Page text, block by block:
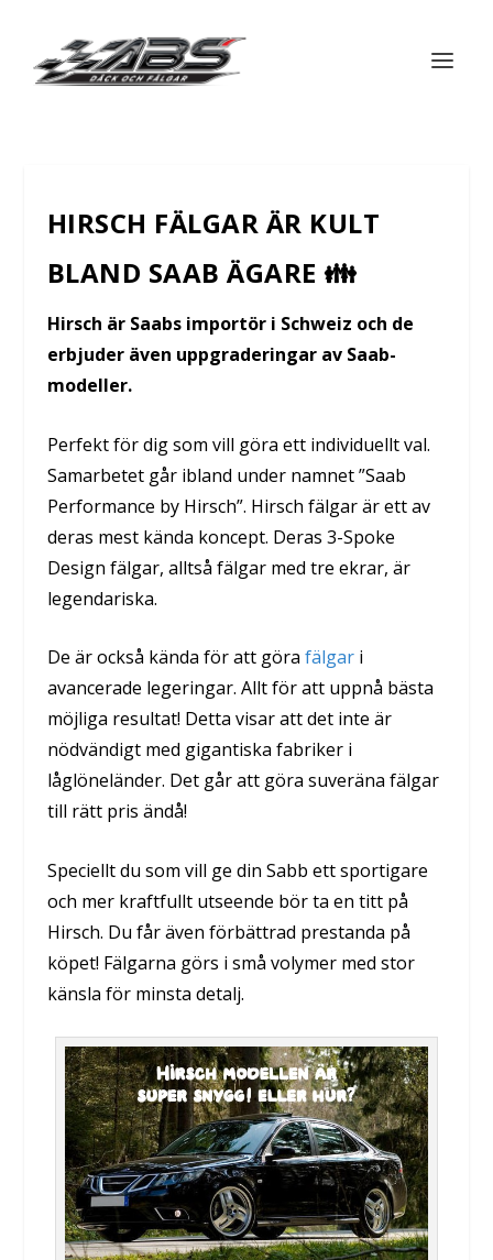
HIRSCH FÄLGAR ÄR KULT
BLAND SAAB ÄGARE 👪
Hirsch är Saabs importör i Schweiz och de
erbjuder även uppgraderingar av Saab-
modeller.
Perfekt för dig som vill göra ett individuellt val.
Samarbetet går ibland under namnet ”Saab
Performance by Hirsch”. Hirsch fälgar är ett av
deras mest kända koncept. Deras 3-Spoke
Design fälgar, alltså fälgar med tre ekrar, är
legendariska.
De är också kända för att göra fälgari
avancerade legeringar. Allt för att uppnå bästa
möjliga resultat! Detta visar att det inte är
nödvändigt med gigantiska fabriker i
låglöneländer. Det går att göra suveräna fälgar
till rätt pris ändå!
Speciellt du som vill ge din Sabb ett sportigare
och mer kraftfullt utseende bör ta en titt på
Hirsch. Du får även förbättrad prestanda på
köpet! Fälgarna görs i små volymer med stor
känsla för minsta detalj.